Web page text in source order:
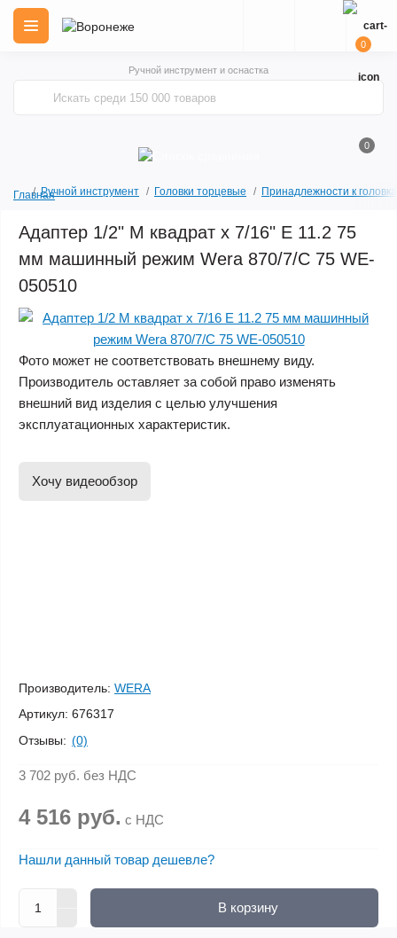
Ручной инструмент и оснастка
0
0
ГлавнаяРучной инструмент Головки торцевые Принадлежности к
Адаптер 1/2" M квадрат x 7/16" E 11.2 75
мм машинный режим Wera 870/7/C 75 WE-
050510
Фото может не соответствовать внешнему виду.
Производитель оставляет за собой право изменять
внешний вид изделия с целью улучшения
эксплуатационных характеристик.
Хочу видеообзор
Производитель: WERA
Артикул: 676317
Отзывы: (0)
3 702 руб. без НДС
4 516 руб. с НДС
Нашли данный товар дешевле?
В корзину